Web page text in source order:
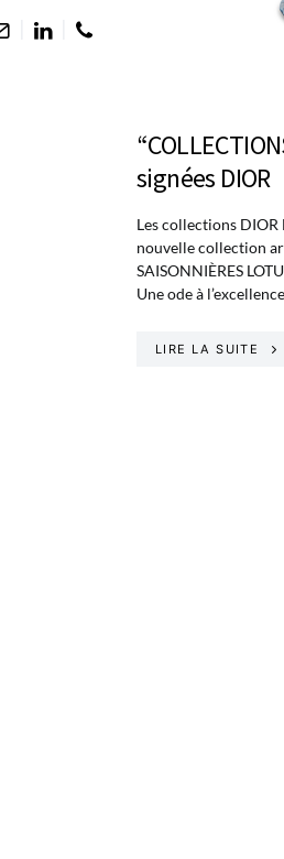
signées DIOR
Les collections
nouvelle collection
SAISONNIÈRES
Une ode à
LIRE LA SUITE